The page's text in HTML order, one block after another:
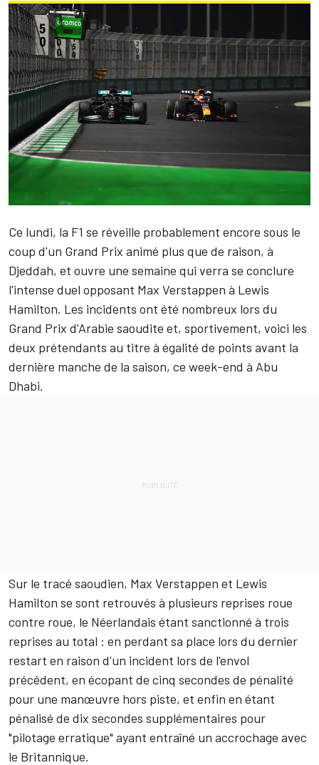
Ce lundi, la F1 se réveille probablement encore sous le
coup d'un Grand Prix animé plus que de raison, à
Djeddah, et ouvre une semaine qui verra se conclure
l'intense duel opposant Max Verstappen à Lewis
Hamilton. Les incidents ont été nombreux lors du
Grand Prix d'Arabie saoudite et, sportivement, voici les
deux prétendants au titre à égalité de points avant la
dernière manche de la saison, ce week-end à Abu
Dhabi.
Sur le tracé saoudien, Max Verstappen et Lewis
Hamilton se sont retrouvés à plusieurs reprises roue
contre roue, le Néerlandais étant sanctionné à trois
reprises au total : en perdant sa place lors du dernier
restart en raison d'un incident lors de l'envol
précédent, en écopant de cinq secondes de pénalité
pour une manœuvre hors piste, et enfin en étant
pénalisé de dix secondes supplémentaires pour
"pilotage erratique" ayant entraîné un accrochage avec
le Britannique.